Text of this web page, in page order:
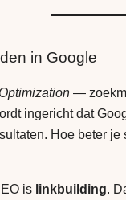
in Google
—
ingericht dat
Hoe beter
is linkbuilding.